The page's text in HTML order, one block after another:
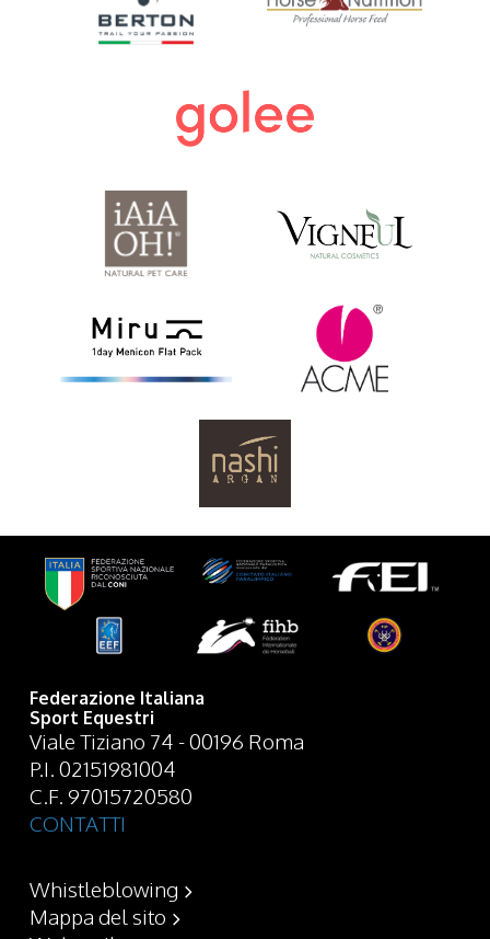
Federazione Italiana
Sport Equestri
Viale Tiziano 74 - 00196 Roma
P.I. 02151981004
C.F. 97015720580
CONTATTI
Whistleblowing
Mappa del sito